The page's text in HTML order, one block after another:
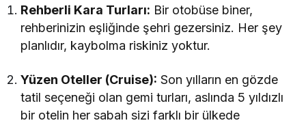
Rehberli Kara Turları: Bir otobüse biner,
rehberinizin eşliğinde şehri gezersiniz. Her şey
planlıdır, kaybolma riskiniz yoktur.
Yüzen Oteller (Cruise): Son yılların en gözde
tatil seçeneği olan gemi turları, aslında 5 yıldızlı
bir otelin her sabah sizi farklı bir ülkede